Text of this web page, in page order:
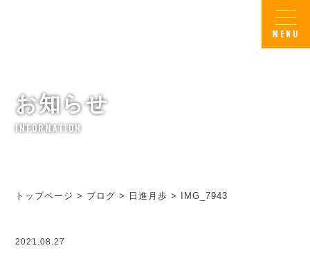
お知らせ
INFORMATION
トップページ > ブログ > 日進月歩 > IMG_7943
2021.08.27